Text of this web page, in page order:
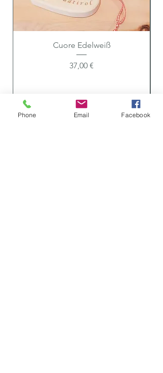
Cuore Edelweiß
Preis
37,00 €
Phone Email Facebook